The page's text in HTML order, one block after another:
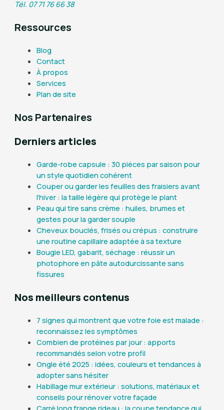
Tél. 07 71 76 66 38
Ressources
Blog
Contact
À propos
Services
Plan de site
Nos Partenaires
Derniers articles
Garde-robe capsule : 30 pièces par saison pour
un style quotidien cohérent
Couper ou garder les feuilles des fraisiers avant
l’hiver : la taille légère qui protège le plant
Peau qui tire sans crème : huiles, brumes et
gestes pour la garder souple
Cheveux bouclés, frisés ou crépus : construire
une routine capillaire adaptée à sa texture
Bougie LED, gabarit, séchage : réussir un
photophore en pâte autodurcissante sans
fissures
Nos meilleurs contenus
7 signes qui montrent que votre foie est malade :
reconnaissez les symptômes
Combien de protéines par jour : apports
recommandés selon votre profil
Ongle été 2025 : idées, couleurs et tendances à
adopter sans hésiter
Habillage mur extérieur : solutions, matériaux et
conseils pour rénover votre façade
Carré long frange rideau : la coupe tendance qui